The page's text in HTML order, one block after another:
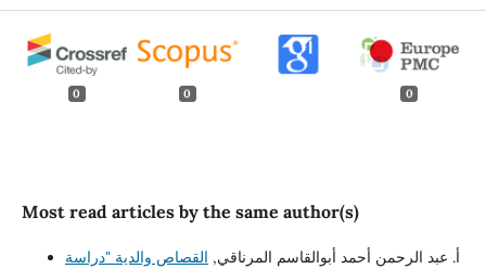
0 0 0
Most read articles by the same author(s)
أ. عبد الرحمن أحمد أبوالقاسم المرناقي, القصاص والدية "دراسة